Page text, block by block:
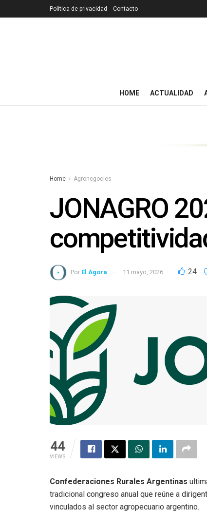
Política de privacidad Contacto
HOME ACTUALIDAD
Home Agronegocios
JONAGRO
Por El Ágora 11 mayo, 2026 24
44
VIEWS
Confederaciones Rurales Argentinas
tradicional congreso anual que reúne a
vinculados al sector agropecuario argentino.